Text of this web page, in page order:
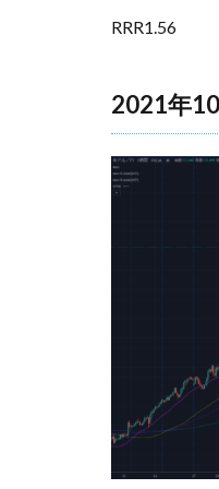
RRR1.56
2021年